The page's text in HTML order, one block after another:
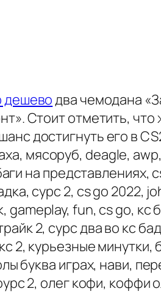
дешеводва чемодана
Стоит отметить,
достигнуть его в
мясоруб, deagle,
на представлениях,
сурс 2, cs go 2022,
fun, cs go, кс
2, сурс два во кс
курьезные минутки,
буква играх, нави,
2, олег кофи, коффи